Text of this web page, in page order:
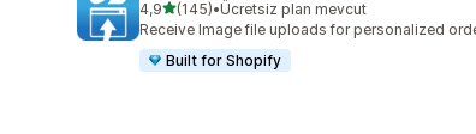
4,95 yıldız üzerinden
(145)
toplam 145 değerlendirme
•Ücretsiz plan mevcut
Receive Image file uploads for personalized
Built for Shopify